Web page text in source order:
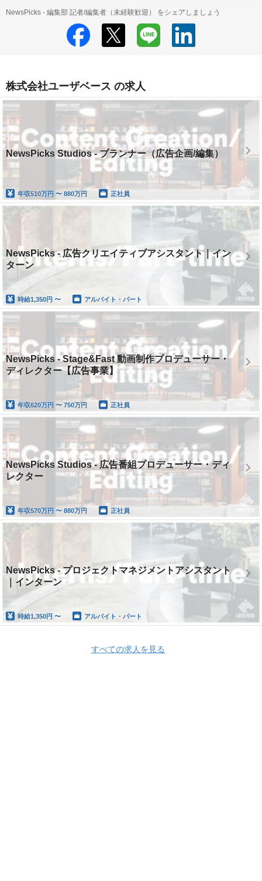
NewsPicks - 編集部 記者/編集者（未経験歓迎） をシェアしましょう
株式会社ユーザベース の求人
NewsPicks Studios - プランナー（広告企画/編集）
年収510万円 〜 880万円 正社員
NewsPicks - 広告クリエイティブアシスタント｜イン
ターン
時給1,350円 〜 アルバイト・パート
NewsPicks - Stage&Fast 動画制作プロデューサー・
ディレクター【広告事業】
年収620万円 〜 750万円 正社員
NewsPicks Studios - 広告番組プロデューサー・ディ
レクター
年収570万円 〜 880万円 正社員
NewsPicks - プロジェクトマネジメントアシスタント
｜インターン
時給1,350円 〜 アルバイト・パート
すべての求人を見る